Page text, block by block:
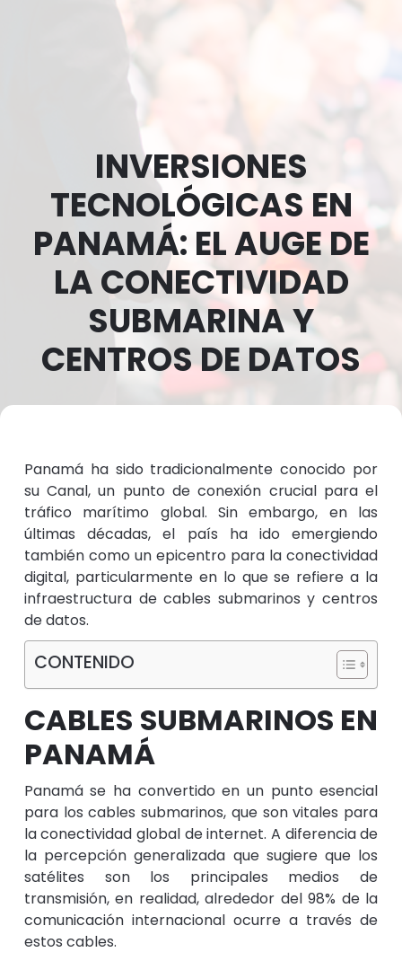
INVERSIONES
TECNOLÓGICAS EN
PANAMÁ: EL AUGE DE
LA CONECTIVIDAD
SUBMARINA Y
CENTROS DE DATOS
Panamá ha sido tradicionalmente conocido por
su Canal, un punto de conexión crucial para el
tráfico marítimo global. Sin embargo, en las
últimas décadas, el país ha ido emergiendo
también como un epicentro para la conectividad
digital, particularmente en lo que se refiere a la
infraestructura de cables submarinos y centros
de datos.
CONTENIDO
CABLES SUBMARINOS EN
PANAMÁ
Panamá se ha convertido en un punto esencial
para los cables submarinos, que son vitales para
la conectividad global de internet. A diferencia de
la percepción generalizada que sugiere que los
satélites son los principales medios de
transmisión, en realidad, alrededor del 98% de la
comunicación internacional ocurre a través de
estos cables.